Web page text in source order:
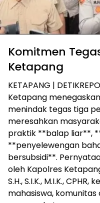
Komitmen
Ketapang
KETAPANG |
Ketapang
menindak tegas tiga
meresahkan
praktik **balap liar**,
**penyelewengan
bersubsidi**.
oleh Kapolres
S.H., S.I.K., M.I.K.,
mahasiswa, komunitas